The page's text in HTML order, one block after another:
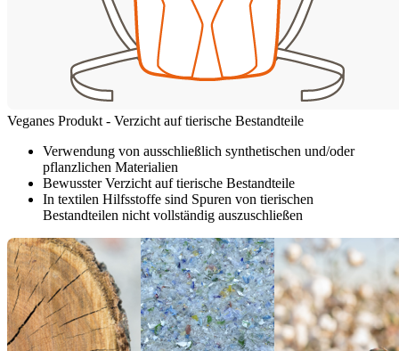
Veganes Produkt - Verzicht auf tierische Bestandteile
Verwendung von ausschließlich synthetischen und/oder
pflanzlichen Materialien
Bewusster Verzicht auf tierische Bestandteile
In textilen Hilfsstoffe sind Spuren von tierischen
Bestandteilen nicht vollständig auszuschließen